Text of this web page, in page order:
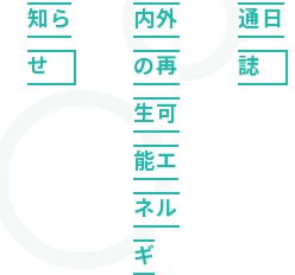
知ら
せ
内外
の再
生可
能エ
ネル
ギ
通日
誌